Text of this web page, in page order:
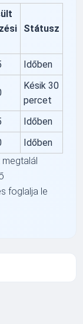
Státusz
Időben
Késik 30
percet
Időben
Időben
foglalja le